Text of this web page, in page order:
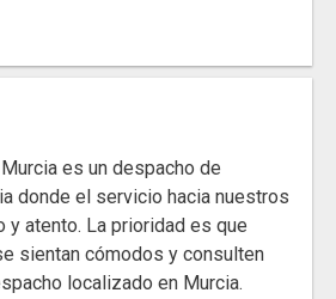
Murcia es un despacho de
donde el servicio hacia nuestros
y atento. La prioridad es que
sientan cómodos y consulten
localizado en Murcia.